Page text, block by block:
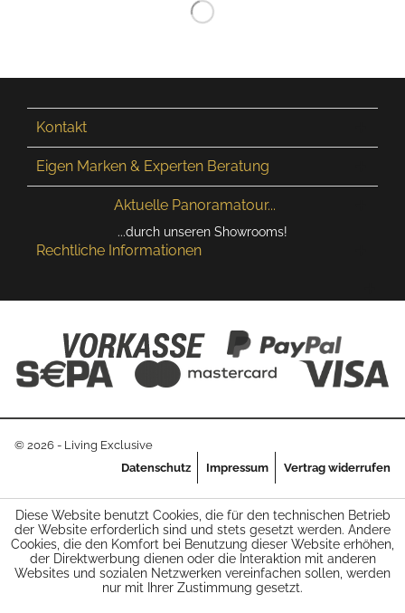
Kontakt
Eigen Marken & Experten Beratung
Aktuelle Panoramatour...
...durch unseren Showrooms!
Rechtliche Informationen
© 2026 - Living Exclusive
Datenschutz
Impressum Vertrag widerrufen
Diese Website benutzt Cookies, die für den technischen Betrieb
der Website erforderlich sind und stets gesetzt werden. Andere
Cookies, die den Komfort bei Benutzung dieser Website erhöhen,
der Direktwerbung dienen oder die Interaktion mit anderen
Websites und sozialen Netzwerken vereinfachen sollen, werden
nur mit Ihrer Zustimmung gesetzt.